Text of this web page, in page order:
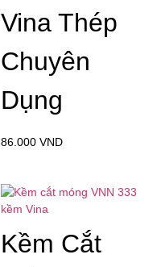
Vina Thép
Chuyên
Dụng
86.000 VND
Kềm Cắt